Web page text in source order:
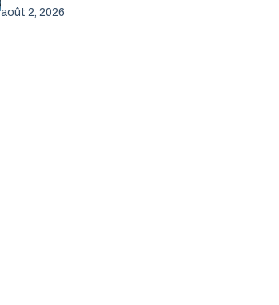
août 2, 2026